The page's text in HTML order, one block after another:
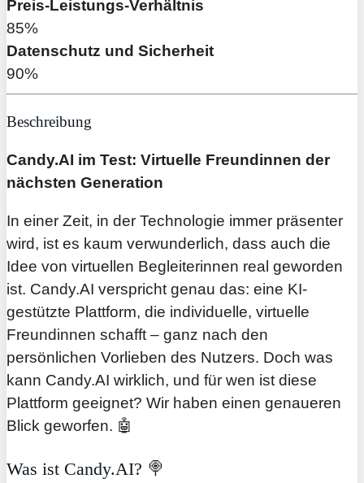
Preis-Leistungs-Verhältnis
85%
Datenschutz und Sicherheit
90%
Beschreibung
Candy.AI im Test: Virtuelle Freundinnen der
nächsten Generation
In einer Zeit, in der Technologie immer präsenter
wird, ist es kaum verwunderlich, dass auch die
Idee von virtuellen Begleiterinnen real geworden
ist. Candy.AI verspricht genau das: eine KI-
gestützte Plattform, die individuelle, virtuelle
Freundinnen schafft – ganz nach den
persönlichen Vorlieben des Nutzers. Doch was
kann Candy.AI wirklich, und für wen ist diese
Plattform geeignet? Wir haben einen genaueren
Blick geworfen. 🤖
Was ist Candy.AI? 🍭